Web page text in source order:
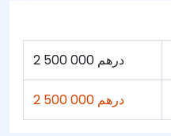
2 500 000 درهم
2 500 000 درهم